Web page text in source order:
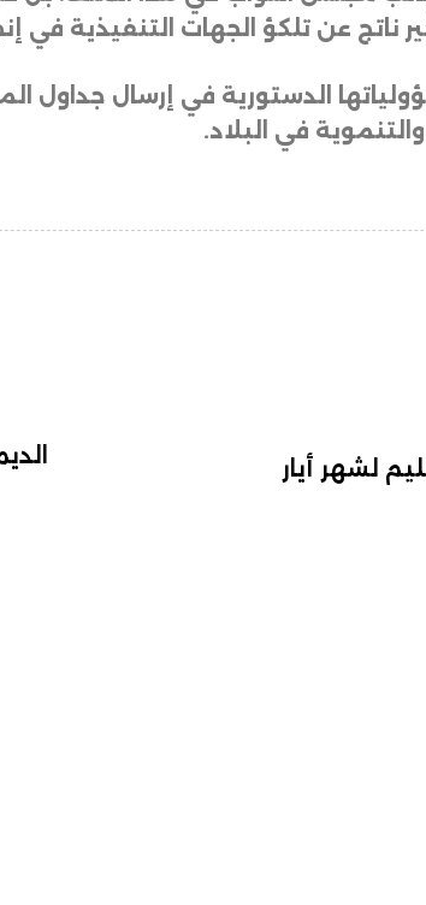
ناتج عن تلكؤ الجهات التنفيذية في
الدستورية في إرسال جداول
في البلاد.
لشهر أيار